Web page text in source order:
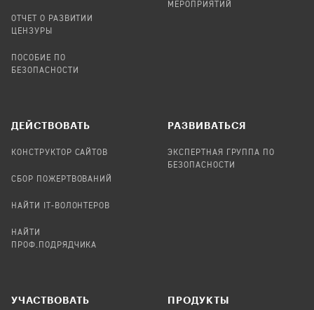
ОТЧЕТ О РАЗВИТИИ
ЦЕНЗУРЫ
ПОСОБИЕ ПО
БЕЗОПАСНОСТИ
МЕРОПРИЯТИЙ
ДЕЙСТВОВАТЬ
КОНСТРУКТОР САЙТОВ
СБОР ПОЖЕРТВОВАНИЙ
НАЙТИ IT-ВОЛОНТЕРОВ
НАЙТИ
ПРОФ.ПОДРЯДЧИКА
РАЗВИВАТЬСЯ
ЭКСПЕРТНАЯ ГРУППА ПО
БЕЗОПАСНОСТИ
УЧАСТВОВАТЬ ПРОДУКТЫ